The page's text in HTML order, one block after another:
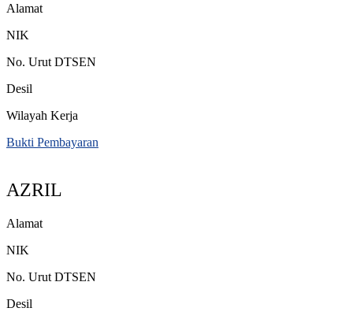
Alamat
NIK
No. Urut DTSEN
Desil
Wilayah Kerja
Bukti Pembayaran
AZRIL
Alamat
NIK
No. Urut DTSEN
Desil